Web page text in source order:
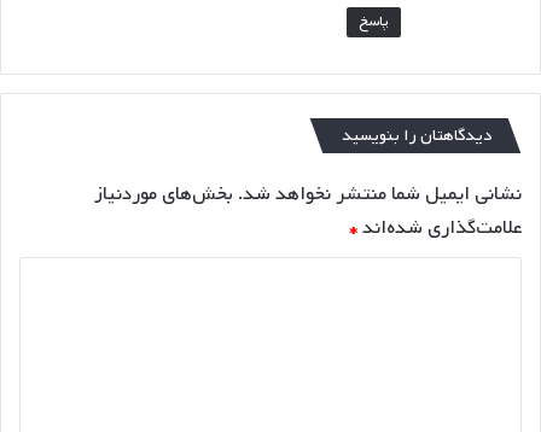
پاسخ
دیدگاهتان را بنویسید
نشانی ایمیل شما منتشر نخواهد شد. بخش‌های موردنیاز
علامت‌گذاری شده‌اند*